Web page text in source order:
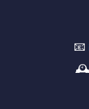
📧
🕰️